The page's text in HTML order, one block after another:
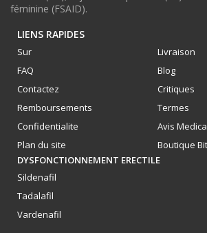
féminine (FSAID).
LIENS RAPIDES
Sur
Livraison
FAQ
Blog
Contactez
Critiques
Remboursements
Termes
Confidentialite
Avis
Plan du site
Boutique
DYSFONCTIONNEMENT ERECTILE
Sildenafil
Tadalafil
Vardenafil